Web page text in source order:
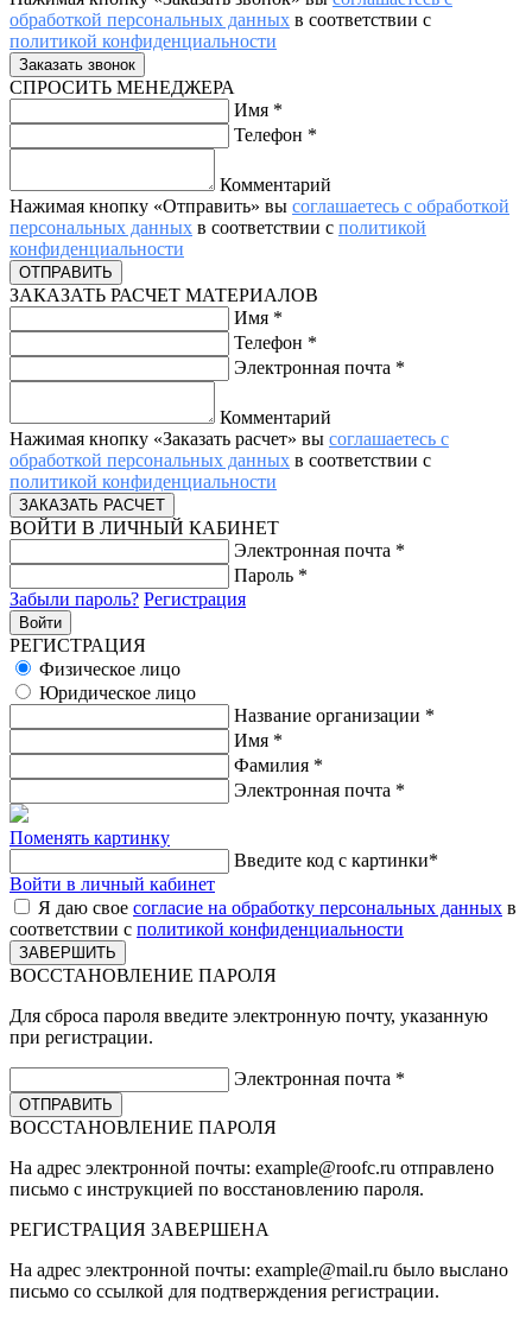
обработкой персональных данных в соответствии с
политикой конфиденциальности
СПРОСИТЬ МЕНЕДЖЕРА
Имя *
Телефон *
Комментарий
Нажимая кнопку «Отправить» вы соглашаетесь с обработкой
персональных данных в соответствии с политикой
конфиденциальности
ЗАКАЗАТЬ РАСЧЕТ МАТЕРИАЛОВ
Имя *
Телефон *
Электронная почта *
Комментарий
Нажимая кнопку «Заказать расчет» вы соглашаетесь с
обработкой персональных данных в соответствии с
политикой конфиденциальности
ВОЙТИ В ЛИЧНЫЙ КАБИНЕТ
Электронная почта *
Пароль *
Забыли пароль? Регистрация
РЕГИСТРАЦИЯ
Физическое лицо
Юридическое лицо
Название организации *
Имя *
Фамилия *
Электронная почта *
Поменять картинку
Введите код с картинки*
Войти в личный кабинет
Я даю свое согласие на обработку персональных данных в
соответствии с политикой конфиденциальности
ВОССТАНОВЛЕНИЕ ПАРОЛЯ
Для сброса пароля введите электронную почту, указанную
при регистрации.
Электронная почта *
ВОССТАНОВЛЕНИЕ ПАРОЛЯ
На адрес электронной почты: example@roofc.ru отправлено
письмо с инструкцией по восстановлению пароля.
РЕГИСТРАЦИЯ ЗАВЕРШЕНА
На адрес электронной почты: example@mail.ru было выслано
письмо со ссылкой для подтверждения регистрации.